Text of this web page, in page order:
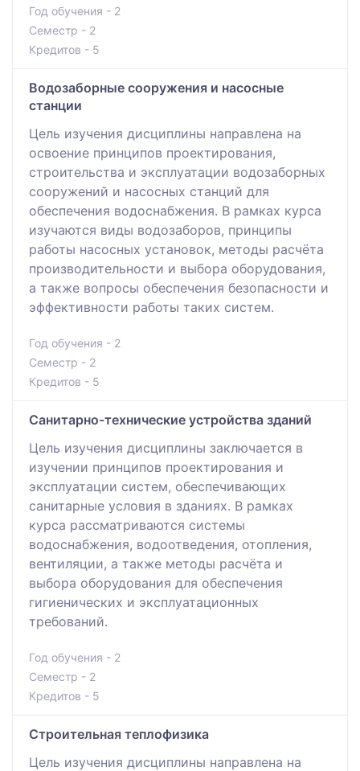
Год обучения - 2
Семестр - 2
Кредитов - 5
Водозаборные сооружения и насосные
станции
Цель изучения дисциплины направлена на
освоение принципов проектирования,
строительства и эксплуатации водозаборных
сооружений и насосных станций для
обеспечения водоснабжения. В рамках курса
изучаются виды водозаборов, принципы
работы насосных установок, методы расчёта
производительности и выбора оборудования,
а также вопросы обеспечения безопасности и
эффективности работы таких систем.
Год обучения - 2
Семестр - 2
Кредитов - 5
Санитарно-технические устройства зданий
Цель изучения дисциплины заключается в
изучении принципов проектирования и
эксплуатации систем, обеспечивающих
санитарные условия в зданиях. В рамках
курса рассматриваются системы
водоснабжения, водоотведения, отопления,
вентиляции, а также методы расчёта и
выбора оборудования для обеспечения
гигиенических и эксплуатационных
требований.
Год обучения - 2
Семестр - 2
Кредитов - 5
Строительная теплофизика
Цель изучения дисциплины направлена на